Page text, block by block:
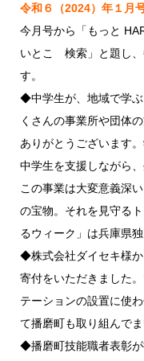
令和６（2024）年１月
今月号から「もっと
いとこ 検索」と題し、
す。
◆中学生が、地域で学
くさんの事業所や団体
ありがとうございます
中学生を支援しながら
この事業は大変意義深
の宝物。それを見守る
るウィーク」は兵庫県
◆株式会社ダイセキ様
寄付をいただきました
テーションの設置に使
て播磨町も取り組んでま
◆播磨町技能職者表彰が